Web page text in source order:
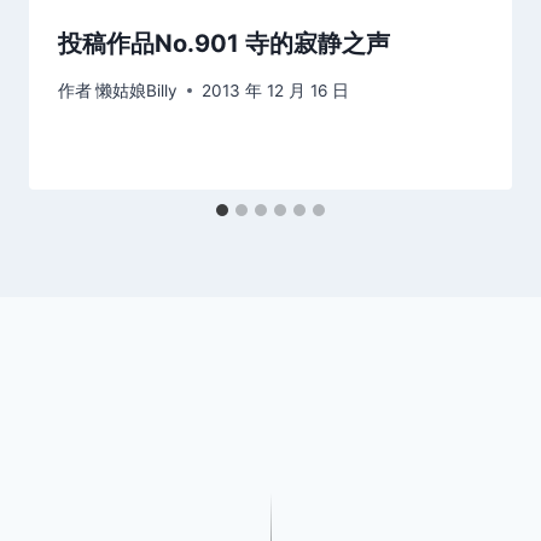
投稿作品No.901 寺的寂静之声
作者懒姑娘Billy 2013 年 12 月 16 日